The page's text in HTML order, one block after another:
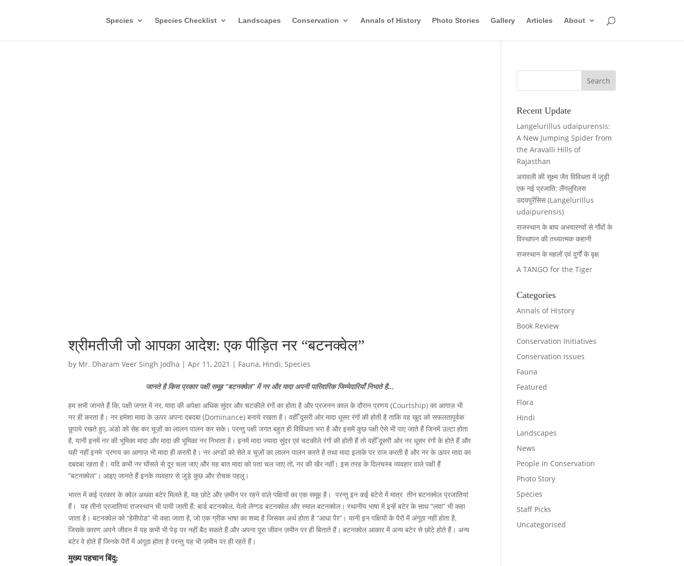
Species Species Checklist Landscapes Conservation Annals of History Photo Stories Gallery Articles About
श्रीमतीजी जो आपका आदेश: एक पीड़ित नर “बटनक्वेल”
by Mr. Dharam Veer Singh Jodha |Apr 11, 2021 | Fauna, Hindi,Species
जानते है किस प्रकार पक्षी समूह “बटनक्वेल” में नर और मादा अपनी पारिवारिक जिम्मेदारियाँ निभाते है…
हम सभी जानते हैं कि, पक्षी जगत में नर, मादा की अपेक्षा अधिक सुंदर और चटकीले रंगों का होता है और प्रजनन काल के दौरान प्रणय (Courtship) का आगाज़ भी
नर ही करता है। नर हमेशा मादा के ऊपर अपना दबदबा (Dominance) बनाये रखता है। वहीँ दूसरी ओर मादा धूसर रंगों की होती है ताकि वह खुद को सफलतापूर्वक
छुपाये रखते हुए, अंडो को सेह कर चूज़ों का लालन पालन कर सके। परन्तु पक्षी जगत बहुत ही विविधता भरा है और इसमें कुछ पक्षी ऐसे भी पाए जाते हैं जिनमें उल्टा होता
है, यानी इनमें नर की भूमिका मादा और मादा की भूमिका नर निभाता है। इनमें मादा ज्यादा सुंदर एवं चटकीले रंगों की होती हैं तो वहीँ दूसरी ओर नर धूसर रंगों के होते हैं और
यही नहीं इनमे प्रणय का आगाज़ भी मादा ही करती है। नर अण्डों को सेते व चूज़ों का लालन पालन करते है तथा मादा इलाके पर राज करती है और नर के ऊपर मादा का
दबदबा रहता है। यदि कभी नर घोंसले से दूर चला जाए और यह बात मादा को पता चल जाए तो, नर की खैर नहीं। इस तरह के दिलचस्ब व्यवहार वाले पक्षी हैं
“बटनक्वेल”। आइए जानते हैं इनके व्यवहार से जुड़े कुछ और रोचक पहलु।
भारत में कई प्रकार के क्वेल अथवा बटेर मिलते है, यह छोटे और ज़मीन पर रहने वाले पक्षियों का एक समूह है। परन्तु इन कई बटेरो में मात्र तीन बटनक्वेल प्रजातियां
हैं। यह तीनो प्रजातियां राजस्थान भी पायी जाती हैं; बार्ड बटनक्वेल, येलो लेग्गड बटनक्वेल और स्माल बटनक्वेल। स्थानीय भाषा में इन्हें बटेर के साथ “लवा” भी कहा
जाता है। बटनक्वेल को “हेमीपोड” भी कहा जाता है, जो एक ग्रीक भाषा का शब्द है जिसका अर्थ होता है “आधा पैर”। यानी इन पक्षियों के पैरों में अंगूठा नहीं होता है,
जिसके कारण अपने जीवन में यह कभी भी पेड़ पर नहीं बैठ सकते हैं और अपना पूरा जीवन ज़मीन पर ही बिताते हैं। बटनक्वेल आकार में अन्य बटेर से छोटे होते हैं। अन्य
बटेर वे होते हैं जिनके पैरों में अंगूठा होता है परन्तु यह भी ज़मीन पर ही रहते हैं।
मुख्य पहचान बिंदु:
Recent Update
Langelurillus udaipurensis:
A New Jumping Spider from
the Aravalli Hills of
Rajasthan
अरावली की सूक्ष्म जैव विविधता में जुड़ी
एक नई प्रजाति: लैंगलुरिलस
उदयपुरेंसिस (Langelurillus
udaipurensis)
राजस्थान के बाघ अभयारण्यों से गाँवों के
विस्थापन की तथ्यात्मक कहानी
राजस्थान के महलों एवं दुर्गों के वृक्ष
A TANGO for the Tiger
Categories
Annals of History
Book Review
Conservation Initiatives
Conservation Issues
Fauna
Featured
Flora
Hindi
Landscapes
News
People In Conservation
Photo Story
Species
Staff Picks
Uncategorised